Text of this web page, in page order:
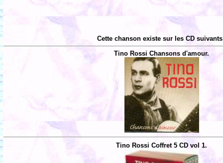
Cette chanson existe sur les CD
Tino Rossi Chansons d'amour.
Tino Rossi Coffret 5 CD vol 1.